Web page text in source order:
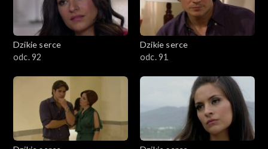
Dzikie serce
odc. 92
Dzikie serce
odc. 91